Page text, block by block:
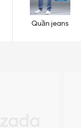
Quần jeans